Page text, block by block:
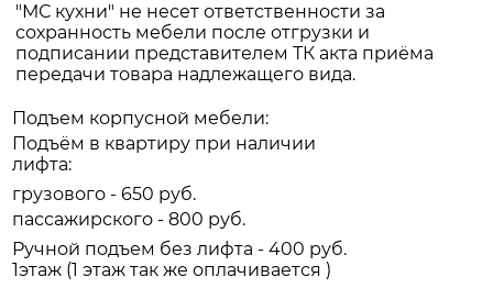
"МС кухни" не несет ответственности за
сохранность мебели после отгрузки и
подписании представителем ТК акта приёма
передачи товара надлежащего вида.
Подъем корпусной мебели:
Подъём в квартиру при наличии
лифта:
грузового - 650 руб.
пассажирского - 800 руб.
Ручной подъем без лифта - 400 руб.
1этаж (1 этаж так же оплачивается )